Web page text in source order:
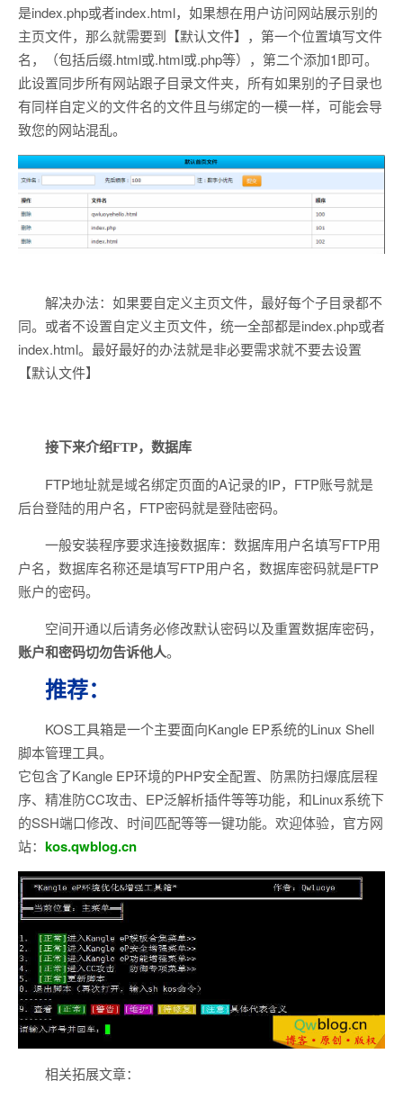
是index.php或者index.html，如果想在用户访问网站展示别的
主页文件，那么就需要到【默认文件】，第一个位置填写文件
名，（包括后缀.html或.html或.php等），第二个添加1即可。
此设置同步所有网站跟子目录文件夹，所有如果别的子目录也
有同样自定义的文件名的文件且与绑定的一模一样，可能会导
致您的网站混乱。
解决办法：如果要自定义主页文件，最好每个子目录都不
同。或者不设置自定义主页文件，统一全部都是index.php或者
index.html。最好最好的办法就是非必要需求就不要去设置
【默认文件】
接下来介绍FTP，数据库
FTP地址就是域名绑定页面的A记录的IP，FTP账号就是
后台登陆的用户名，FTP密码就是登陆密码。
一般安装程序要求连接数据库：数据库用户名填写FTP用
户名，数据库名称还是填写FTP用户名，数据库密码就是FTP
账户的密码。
空间开通以后请务必修改默认密码以及重置数据库密码，
账户和密码切勿告诉他人。
推荐：
KOS工具箱是一个主要面向Kangle EP系统的Linux Shell
脚本管理工具。
它包含了Kangle EP环境的PHP安全配置、防黑防扫爆底层程
序、精准防CC攻击、EP泛解析插件等等功能，和Linux系统下
的SSH端口修改、时间匹配等等一键功能。欢迎体验，官方网
站： kos.qwblog.cn
相关拓展文章：